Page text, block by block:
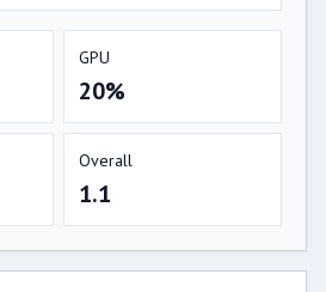
GPU
20%
Overall
1.1